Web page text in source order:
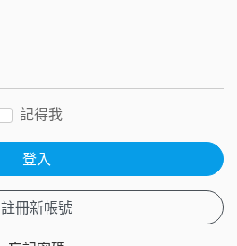
記得我
登入
註冊新帳號